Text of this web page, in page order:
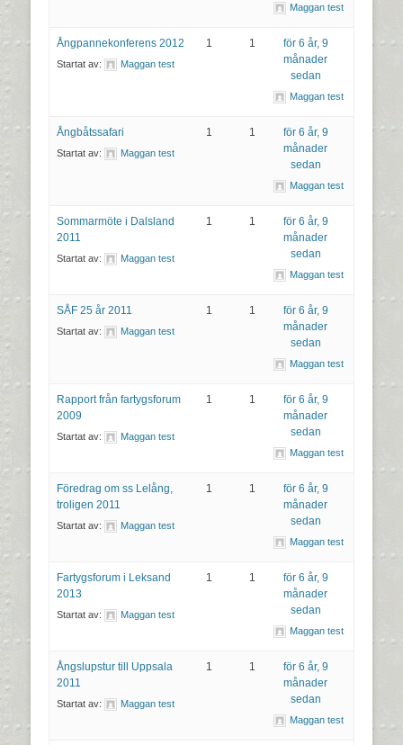
Maggan test
Ångpannekonferens 2012
Startat av: Maggan test
1 1
för 6 år, 9
månader
sedan
Maggan test
Ångbåtssafari
Startat av: Maggan test
1 1
för 6 år, 9
månader
sedan
Maggan test
Sommarmöte i Dalsland
2011
Startat av: Maggan test
1 1
för 6 år, 9
månader
sedan
Maggan test
SÅF 25 år 2011
Startat av: Maggan test
1 1
för 6 år, 9
månader
sedan
Maggan test
Rapport från fartygsforum
2009
Startat av: Maggan test
1 1
för 6 år, 9
månader
sedan
Maggan test
Föredrag om ss Lelång,
troligen 2011
Startat av: Maggan test
1 1
för 6 år, 9
månader
sedan
Maggan test
Fartygsforum i Leksand
2013
Startat av: Maggan test
1 1
för 6 år, 9
månader
sedan
Maggan test
Ångslupstur till Uppsala
2011
Startat av: Maggan test
1 1
för 6 år, 9
månader
sedan
Maggan test